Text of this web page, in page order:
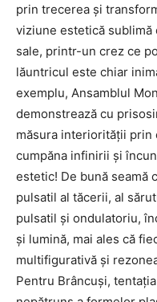
prin trecerea şi
viziune estetică
sale, printr-un crez ce
lăuntricul este chiar
exemplu, Ansamblul
demonstrează cu
măsura interiorităţii
cumpăna infinirii şi
estetic! De bună seamă
pulsatil al tăcerii, al
pulsatil şi ondulatoriu,
şi lumină, mai ales că
multifigurativă şi
Pentru Brâncuşi,